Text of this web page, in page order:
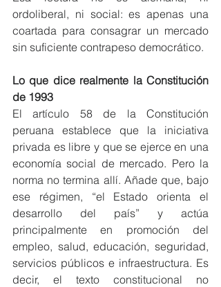
ordoliberal, ni social: es apenas una
coartada para consagrar un mercado
sin suficiente contrapeso democrático.
Lo que dice realmente la Constitución
de 1993
El artículo 58 de la Constitución
peruana establece que la iniciativa
privada es libre y que se ejerce en una
economía social de mercado. Pero la
norma no termina allí. Añade que, bajo
ese régimen, “el Estado orienta el
desarrollo del país” y actúa
principalmente en promoción del
empleo, salud, educación, seguridad,
servicios públicos e infraestructura. Es
decir, el texto constitucional no